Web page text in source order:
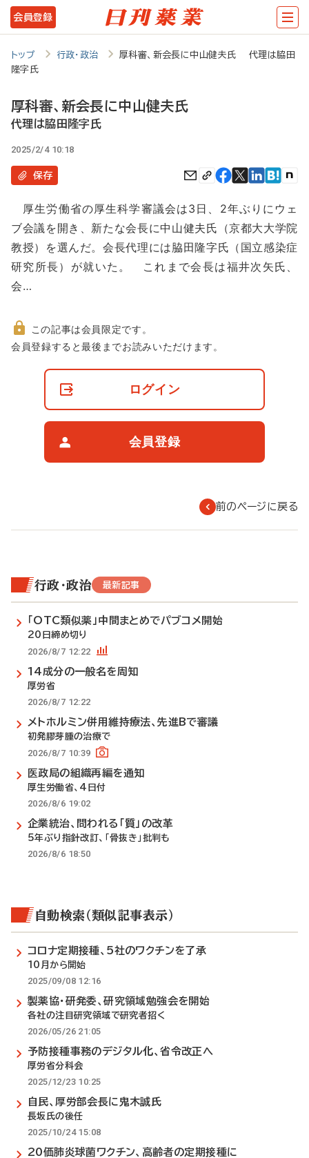
メ
イ
テ
ツ
に
会員登録
トップ 行政・政治
厚科審、新会長に中山健夫氏 代理は脇田
隆字氏
厚科審、新会長に中山健夫氏
代理は脇田隆字氏
2025/2/4 10:18
保存
厚生労働省の厚生科学審議会は3日、2年ぶりにウェ
ブ会議を開き、新たな会長に中山健夫氏（京都大大学院
教授）を選んだ。会長代理には脇田隆字氏（国立感染症
研究所長）が就いた。 これまで会長は福井次矢氏、
会…
非
この記事は会員限定です。
会員登録すると最後までお読みいただけます。
ログイン
会員登録
前のページに戻る
行政・政治 最新記事
「OTC類似薬」中間まとめでパブコメ開始
20日締め切り
2026/8/7 12:22
14成分の一般名を周知
厚労省
2026/8/7 12:22
メトホルミン併用維持療法、先進Bで審議
初発膠芽腫の治療で
2026/8/7 10:39
医政局の組織再編を通知
厚生労働省、4日付
2026/8/6 19:02
企業統治、問われる「質」の改革
5年ぶり指針改訂、「骨抜き」批判も
2026/8/6 18:50
自動検索（類似記事表示）
コロナ定期接種、5社のワクチンを了承
10月から開始
2025/09/08 12:16
製薬協・研発委、研究領域勉強会を開始
各社の注目研究領域で研究者招く
2026/05/26 21:05
予防接種事務のデジタル化、省令改正へ
厚労省分科会
2025/12/23 10:25
自民、厚労部会長に鬼木誠氏
長坂氏の後任
2025/10/24 15:08
20価肺炎球菌ワクチン、高齢者の定期接種に